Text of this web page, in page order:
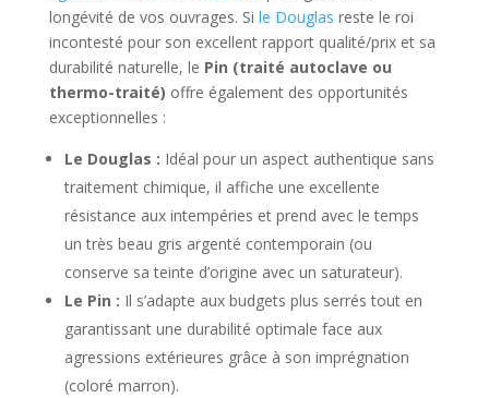
longévité de vos ouvrages. Si le Douglas reste le roi
incontesté pour son excellent rapport qualité/prix et sa
durabilité naturelle, le Pin (traité autoclave ou
thermo-traité) offre également des opportunités
exceptionnelles :
Le Douglas : Idéal pour un aspect authentique sans
traitement chimique, il affiche une excellente
résistance aux intempéries et prend avec le temps
un très beau gris argenté contemporain (ou
conserve sa teinte d’origine avec un saturateur).
Le Pin : Il s’adapte aux budgets plus serrés tout en
garantissant une durabilité optimale face aux
agressions extérieures grâce à son imprégnation
(coloré marron).